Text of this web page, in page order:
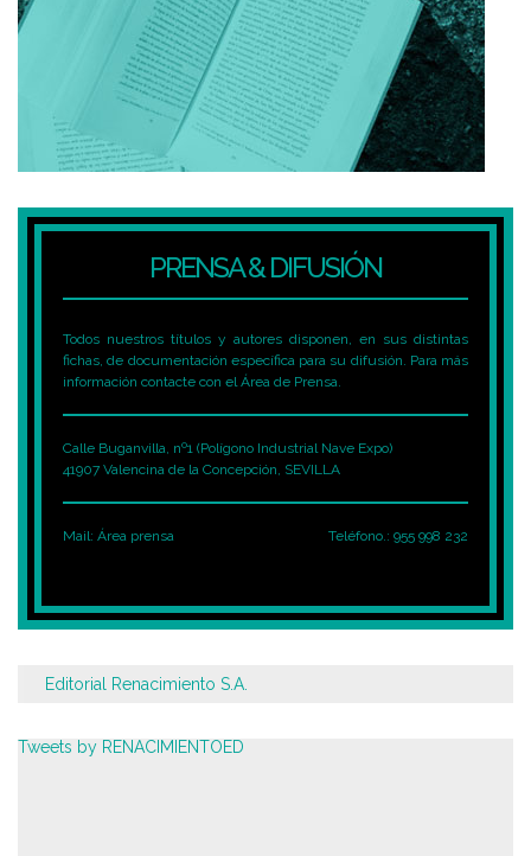
PRENSA & DIFUSIÓN
Todos nuestros títulos y autores disponen, en sus distintas
fichas, de documentación específica para su difusión. Para más
información contacte con el Área de Prensa.
Calle Buganvilla, nº1 (Polígono Industrial Nave Expo)
41907 Valencina de la Concepción, SEVILLA
Mail: Área prensa Teléfono.: 955 998 232
Editorial Renacimiento S.A.
Tweets by RENACIMIENTOED